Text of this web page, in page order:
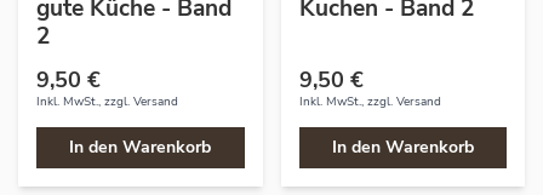
gute Küche - Band
2
9,50 €
Inkl. MwSt., zzgl. Versand
In den Warenkorb
Kuchen - Band 2
9,50 €
Inkl. MwSt., zzgl. Versand
In den Warenkorb